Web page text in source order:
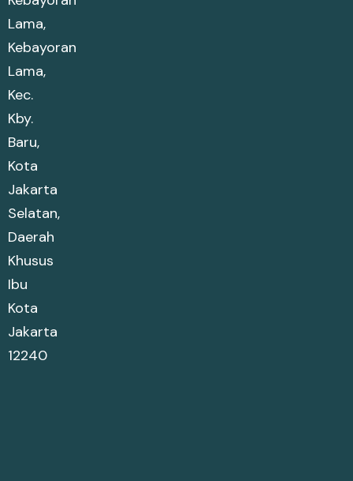
Lama,
Kebayoran
Lama,
Kec.
Kby.
Baru,
Kota
Jakarta
Selatan,
Daerah
Khusus
Ibu
Kota
Jakarta
12240